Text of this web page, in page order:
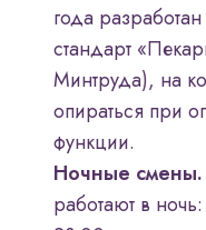
года
стандарт
Минтруда), на
опираться при
функции.
Ночные смены.
работают в